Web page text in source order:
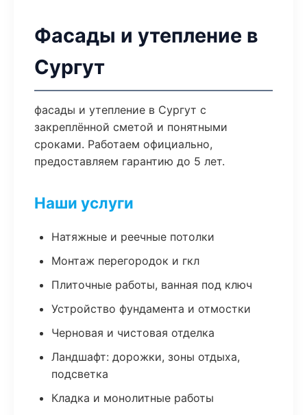
Фасады и утепление в
Сургут
фасады и утепление в Сургут с
закреплённой сметой и понятными
сроками. Работаем официально,
предоставляем гарантию до 5 лет.
Наши услуги
Натяжные и реечные потолки
Монтаж перегородок и гкл
Плиточные работы, ванная под ключ
Устройство фундамента и отмостки
Черновая и чистовая отделка
Ландшафт: дорожки, зоны отдыха,
подсветка
Кладка и монолитные работы